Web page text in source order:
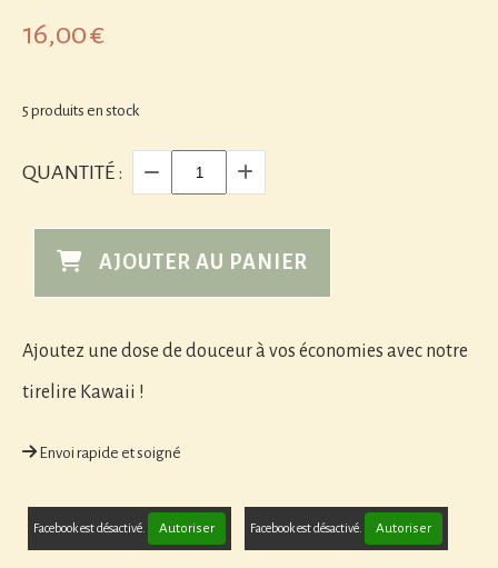
16,00€
5 produits en stock
QUANTITÉ :
AJOUTER AU PANIER
Ajoutez une dose de douceur à vos économies avec notre
tirelire Kawaii !
Envoi rapide et soigné
Facebook est désactivé. Autoriser Facebook est désactivé. Autoriser